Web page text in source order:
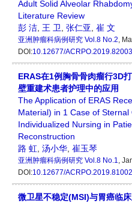
Adult Solid Alveolar
Literature Review
彭 洁 王 卫 张仁亚 崔 文
亚洲肿瘤科病例研究 Vol.8 No.2 ,
DOI:10.12677/ACRPO.2019.82003
ERAS在1例胸骨骨肉瘤行3D
壁重建术患者护理中的应用
The Application of ERAS
Material) in 1 Case of
Individualized Nursing in
Reconstruction
路 虹 汤小华 崔玉琴
亚洲肿瘤科病例研究 Vol.8 No.1 ,
DOI:10.12677/ACRPO.2019.81002
微卫星不稳定(MSI)与胃癌临